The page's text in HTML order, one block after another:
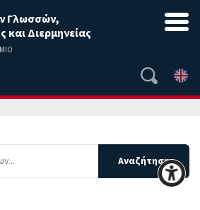
Γλωσσών,
Διερμηνείας